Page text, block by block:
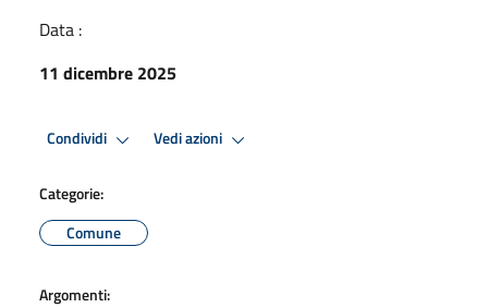
Data :
11 dicembre 2025
Condividi Vedi azioni
Categorie:
Comune
Argomenti: